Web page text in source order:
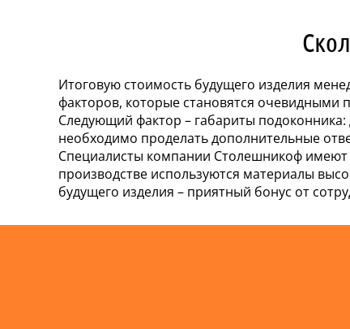
Итоговую стоимость будущего изделия
факторов, которые становятся очевидными
Следующий фактор – габариты
необходимо проделать дополнительные
Специалисты компании Столешникоф
производстве используются материалы
будущего изделия – приятный бонус от